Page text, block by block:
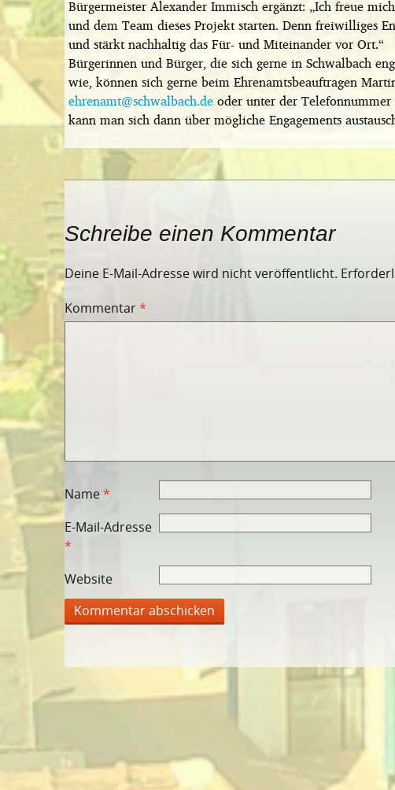
Bürgermeister Alexander Immisch ergänzt: „Ich freue
und dem Team dieses Projekt starten. Denn freiwilliges
und stärkt nachhaltig das Für- und Miteinander vor Ort.“
Bürgerinnen und Bürger, die sich gerne in Schwalbach
wie, können sich gerne beim Ehrenamtsbeauftragen
ehrenamt@schwalbach.deoder unter der
kann man sich dann über mögliche Engagements
Schreibe einen Kommentar
Deine E-Mail-Adresse wird nicht veröffentlicht.
Kommentar*
Name*
E-Mail-Adresse
*
Website